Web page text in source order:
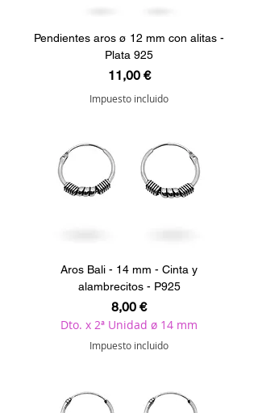
Pendientes aros ø 12 mm con alitas -
Plata 925
Precio
11,00 €
Impuesto incluido
Aros Bali - 14 mm - Cinta y
alambrecitos - P925
Precio
8,00 €
Dto. x 2ª Unidad ø 14 mm
Impuesto incluido